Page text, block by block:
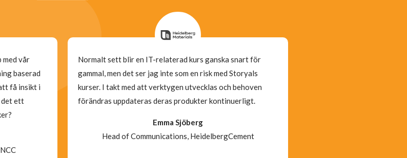
med vår
baserad
få insikt i
det ett
Normalt sett blir en IT-relaterad kurs ganska snart för
gammal, men det ser jag inte som en risk med Storyals
kurser. I takt med att verktygen utvecklas och behoven
förändras uppdateras deras produkter kontinuerligt.
Emma Sjöberg
Head of Communications, HeidelbergCement